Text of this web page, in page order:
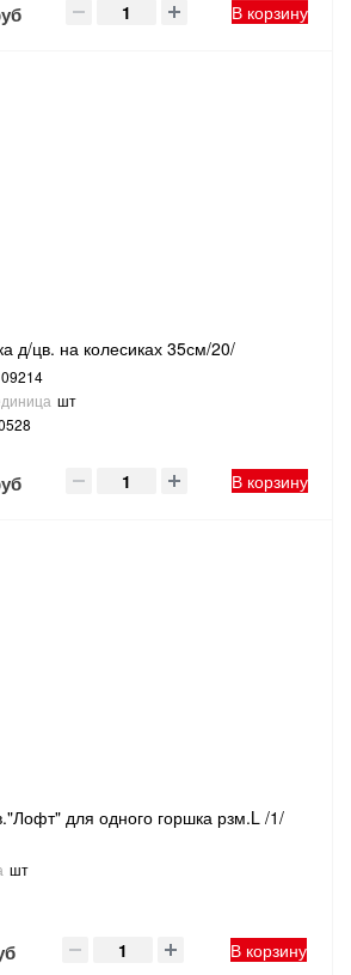
И ОТДЕЛОЧНЫЕ МАТЕРИАЛЫ
ТОВАРЫ, СВЕТОТЕХНИКА
В корзину
д/цв. на колесиках 35см/20/
шт
В корзину
для одного горшка рзм.L /1/
шт
В корзину